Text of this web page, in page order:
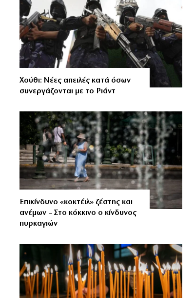
Χούθι: Νέες απειλές κατά όσων
συνεργάζονται με το Ριάντ
Επικίνδυνο «κοκτέιλ» ζέστης και
ανέμων – Στο κόκκινο ο κίνδυνος
πυρκαγιών